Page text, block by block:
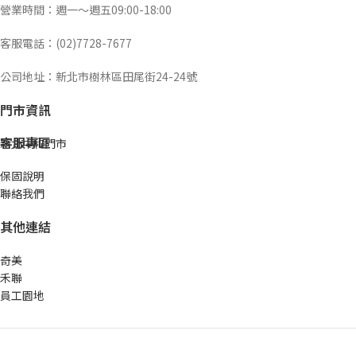
營業時間：週一～週五09:00-18:00
客服電話：(02)7728-7677
公司地址：新北市樹林區田尾街24-24號
門市資訊
新北中和門市
客服專區
保固說明
聯絡我們
其他連結
奇美
禾聯
員工園地